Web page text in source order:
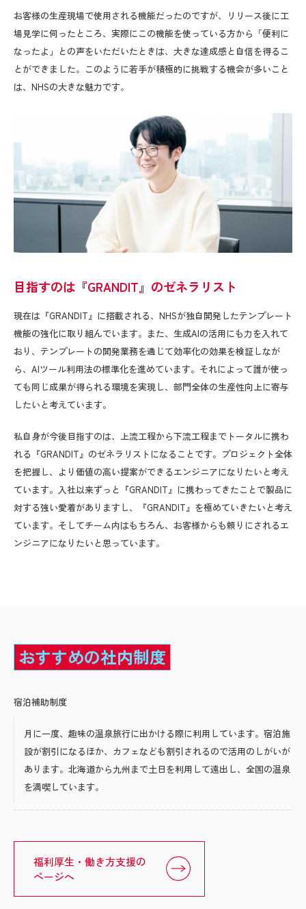
お客様の生産現場で使用される機能だったのですが、リリース後に工
場見学に伺ったところ、実際にこの機能を使っている方から「便利に
なったよ」との声をいただいたときは、大きな達成感と自信を得るこ
とができました。このように若手が積極的に挑戦する機会が多いこと
は、 NHSの大きな魅力です。
目指すのは『GRANDIT』のゼネラリスト
現在は『GRANDIT 』に搭載される、 NHSが独自開発したテンプレート
機能の強化に取り組んでいます。また、生成AIの活用にも力を入れて
おり、テンプレートの開発業務を通じて効率化の効果を検証しなが
ら、 AIツール利用法の標準化を進めています。それによって誰が使っ
ても同じ成果が得られる環境を実現し、部門全体の生産性向上に寄与
したいと考えています。
私自身が今後目指すのは、上流工程から下流工程までトータルに携わ
れる『GRANDIT 』のゼネラリストになることです。 プロジェクト全体
を把握し、より価値の高い提案ができるエンジニアになりたいと考え
ています。 入社以来ずっと『GRANDIT 』に携わってきたことで製品に
対する強い愛着がありますし、『GRANDIT 』を極めていきたいと考え
ています。そしてチーム内はもちろん、お客様からも頼りにされるエ
ンジニアになりたいと思っています。
おすすめの社内制度
宿泊補助制度
月に一度、趣味の温泉旅行に出かける際に利用しています。宿泊施
設が割引になるほか、カフェなども割引されるので活用のしがいが
あります。北海道から九州まで土日を利用して遠出し、全国の温泉
を満喫しています。
福利厚生・働き方支援の
ページへ